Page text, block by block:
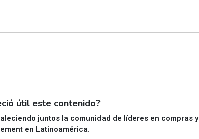
útil este contenido?
juntos la comunidad de líderes en compras y
en Latinoamérica.